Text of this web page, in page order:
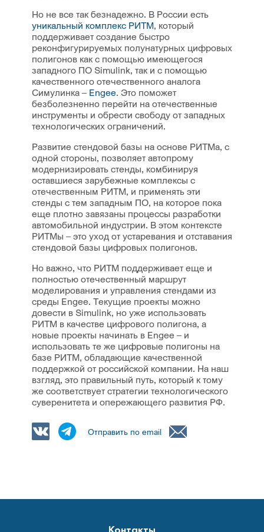
Но не все так безнадежно. В России есть
уникальный комплекс РИТМ, который
поддерживает создание быстро
реконфигурируемых полунатурных цифровых
полигонов как с помощью имеющегося
западного ПО Simulink, так и с помощью
качественного отечественного аналога
Симулинка – Engee. Это поможет
безболезненно перейти на отечественные
инструменты и обрести свободу от западных
технологических ограничений.
Развитие стендовой базы на основе РИТМа, с
одной стороны, позволяет автопрому
модернизировать стенды, комбинируя
оставшиеся зарубежные комплексы с
отечественным РИТМ, и применять эти
стенды с тем западным ПО, на которое пока
еще плотно завязаны процессы разработки
автомобильной индустрии. В этом контексте
РИТМы – это уход от устаревания и отставания
стендовой базы цифровых полигонов.
Но важно, что РИТМ поддерживает еще и
полностью отечественный маршрут
моделирования и управления стендами из
среды Engee. Текущие проекты можно
довести в Simulink, но уже использовать
РИТМ в качестве цифрового полигона, а
новые проекты начинать в Engee – и
использовать те же цифровые полигоны на
базе РИТМ, обладающие качественной
поддержкой от российской компании. На наш
взгляд, это правильный путь, который к тому
же соответствует стратегии технологического
суверенитета и опережающего развития РФ.
Отправить по email